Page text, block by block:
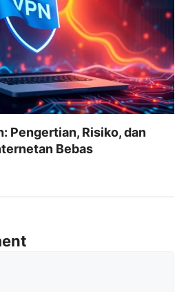
Pengertian, Risiko, dan
Bebas